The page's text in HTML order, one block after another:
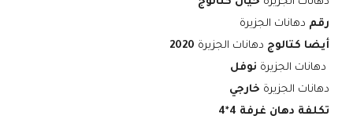
رقم دهانات الجزيرة
أيضا كتالوج دهانات الجزيرة 2020
دهانات الجزيرة نوفل
دهانات الجزيرة خارجي
تكلفة دهان غرفة 4*4